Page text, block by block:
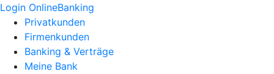
Login OnlineBanking
Privatkunden
Firmenkunden
Banking & Verträge
Meine Bank